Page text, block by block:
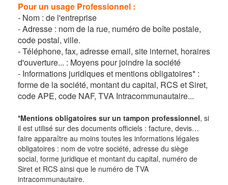
Pour un usage Professionnel :
- Nom : de l'entreprise
-Adresse : nom de la rue, numéro de boîte postale,
code postal, ville.
-Téléphone, fax, adresse email, site internet, horaires
d'ouverture... : Moyens pour joindre la société
- Informations juridiques et mentions obligatoires* :
forme de la société, montant du capital, RCS et Siret,
code APE, code NAF, TVA Intracommunautaire...
*Mentions obligatoires sur un tampon professionnel, si
il est utilisé sur des documents officiels : facture, devis…
faire apparaître au moins toutes les informations légales
obligatoires : nom de votre société, adresse du siège
social, forme juridique et montant du capital, numéro de
Siret et RCS ainsi que le numéro de TVA
intracommunautaire.